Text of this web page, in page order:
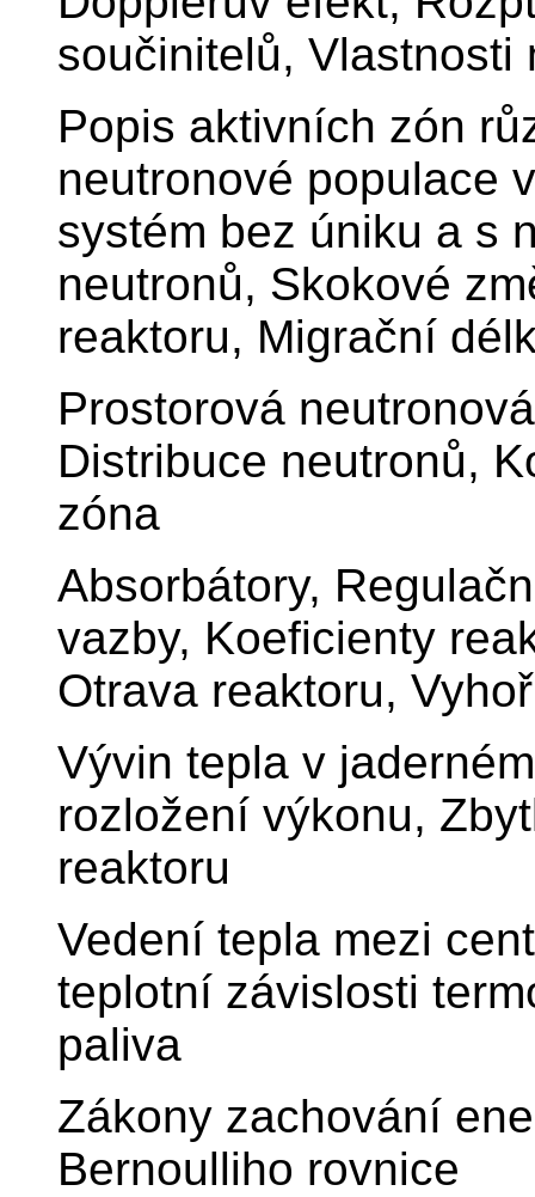
součinitelů, Vlastnosti
Popis aktivních zón
neutronové populace
systém bez úniku a s
neutronů, Skokové
reaktoru, Migrační
Prostorová
Distribuce neutronů,
zóna
Absorbátory,
vazby, Koeficienty
Otrava reaktoru,
Vývin tepla v
rozložení výkonu,
reaktoru
Vedení tepla mezi
teplotní závislosti
paliva
Zákony zachování
Bernoulliho rovnice